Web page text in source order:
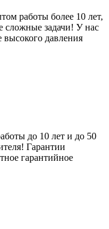
работы более 10 лет,
сложные задачи! У нас
высокого давления
до 10 лет и до 50
Гарантии
гарантийное